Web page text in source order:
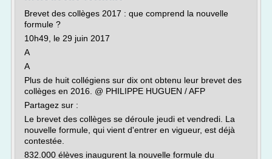
Brevet des collèges 2017 : que comprend la nouvelle
formule ?
10h49, le 29 juin 2017
A
A
Plus de huit collégiens sur dix ont obtenu leur brevet des
collèges en 2016. @ PHILIPPE HUGUEN / AFP
Partagez sur :
Le brevet des collèges se déroule jeudi et vendredi. La
nouvelle formule, qui vient d'entrer en vigueur, est déjà
contestée.
832.000 élèves inaugurent la nouvelle formule du